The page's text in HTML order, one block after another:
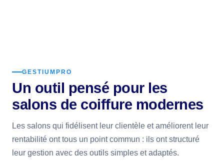
GESTIUMPRO
Un outil pensé pour les
salons de coiffure modernes
Les salons qui fidélisent leur clientèle et améliorent leur
rentabilité ont tous un point commun : ils ont structuré
leur gestion avec des outils simples et adaptés.